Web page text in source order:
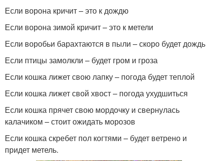
Если ворона кричит – это к дождю
Если ворона зимой кричит – это к метели
Если воробьи барахтаются в пыли – скоро будет дождь
Если птицы замолкли – будет гром и гроза
Если кошка лижет свою лапку – погода будет теплой
Если кошка лижет свой хвост – погода ухудшиться
Если кошка прячет свою мордочку и свернулась
калачиком – стоит ожидать морозов
Если кошка скребет пол когтями – будет ветрено и
придет метель.